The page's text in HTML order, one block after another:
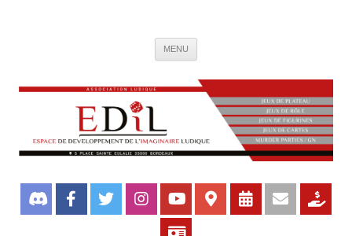
bordelaise
MENU